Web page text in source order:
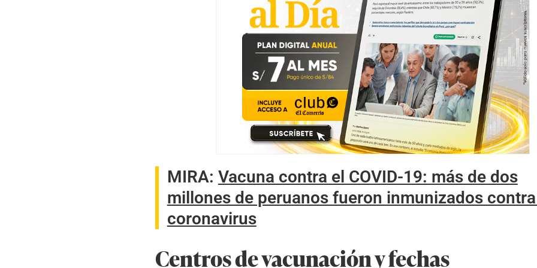
MIRA: Vacuna contra el COVID-19: más de dos
millones de peruanos fueron inmunizados
coronavirus
Centros de vacunación y fechas